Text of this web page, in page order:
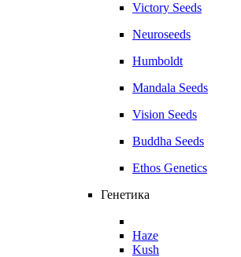
Victory Seeds
Neuroseeds
Humboldt
Mandala Seeds
Vision Seeds
Buddha Seeds
Ethos Genetics
Генетика
Haze
Kush